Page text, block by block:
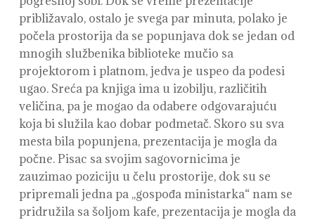
približavalo, ostalo je svega par minuta, polako je
počela prostorija da se popunjava dok se jedan od
mnogih službenika biblioteke mučio sa
projektorom i platnom, jedva je uspeo da podesi
ugao. Sreća pa knjiga ima u izobilju, različitih
veličina, pa je mogao da odabere odgovarajuću
koja bi služila kao dobar podmetač. Skoro su sva
mesta bila popunjena, prezentacija je mogla da
počne. Pisac sa svojim sagovornicima je
zauzimao poziciju u čelu prostorije, dok su se
pripremali jedna pa ,,gospođa ministarka“ nam se
pridružila sa šoljom kafe, prezentacija je mogla da